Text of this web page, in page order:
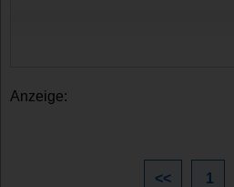
Anzeige:
<< 1